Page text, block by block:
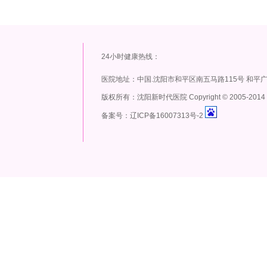
24小时健康热线：
医院地址：中国.沈阳市和平区南五马路115号 和平
版权所有：沈阳新时代医院 Copyright© 2005-2014
备案号：辽ICP备16007313号-2